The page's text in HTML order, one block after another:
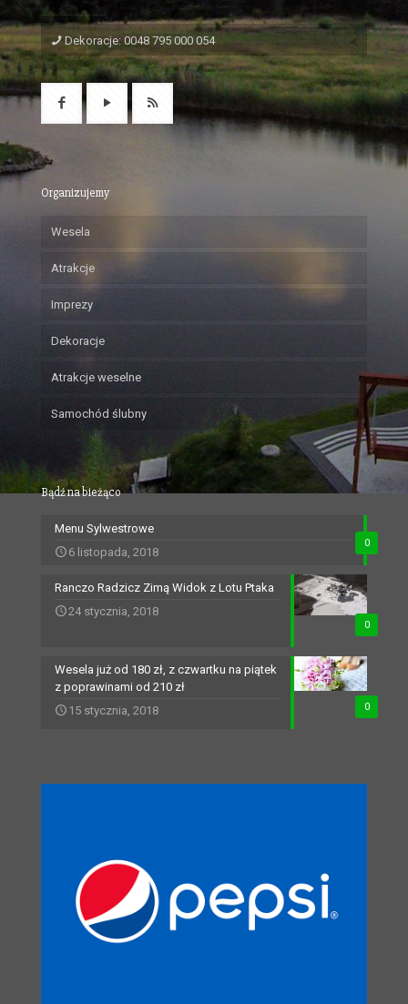
Dekoracje: 0048 795 000 054
Organizujemy
Wesela
Atrakcje
Imprezy
Dekoracje
Atrakcje weselne
Samochód ślubny
Bądź na bieżąco
0
Menu Sylwestrowe
6 listopada, 2018
0
Ranczo Radzicz Zimą Widok z Lotu Ptaka
24 stycznia, 2018
0
Wesela już od 180 zł, z czwartku na piątek
z poprawinami od 210 zł
15 stycznia, 2018